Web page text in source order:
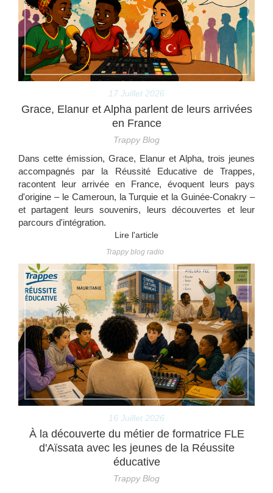
17 Juillet 2026
Grace, Elanur et Alpha parlent de leurs arrivées
en France
Trappy Blog
Dans cette émission, Grace, Elanur et Alpha, trois jeunes
accompagnés par la Réussité Educative de Trappes,
racontent leur arrivée en France, évoquent leurs pays
d'origine – le Cameroun, la Turquie et la Guinée-Conakry –
et partagent leurs souvenirs, leurs découvertes et leur
parcours d'intégration.
Lire l'article
Trappy blog radio
16 Juillet 2026
À la découverte du métier de formatrice FLE
d'Aïssata avec les jeunes de la Réussite
éducative
Trappy Blog